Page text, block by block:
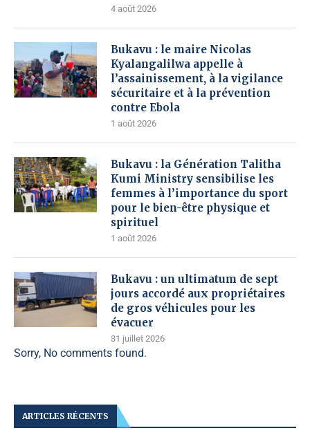
4 août 2026
Bukavu : le maire Nicolas
Kyalangalilwa appelle à
l’assainissement, à la vigilance
sécuritaire et à la prévention
contre Ebola
1 août 2026
Bukavu : la Génération Talitha
Kumi Ministry sensibilise les
femmes à l’importance du sport
pour le bien-être physique et
spirituel
1 août 2026
Bukavu : un ultimatum de sept
jours accordé aux propriétaires
de gros véhicules pour les
évacuer
31 juillet 2026
Sorry, No comments found.
ARTICLES RÉCENTS